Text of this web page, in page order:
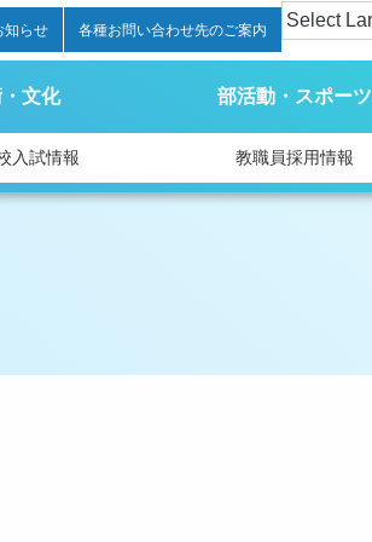
知らせ 各種お問い合わせ先のご案内
文化 部活動・スポーツ
入試情報 教職員採用情報